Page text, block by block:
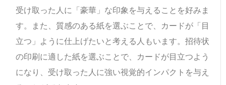
受け取った人に「豪華」な印象を与えることを好みま
す。また、質感のある紙を選ぶことで、カードが「目
立つ」ように仕上げたいと考える人もいます。招待状
の印刷に適した紙を選ぶことで、カードが目立つよう
になり、受け取った人に強い視覚的インパクトを与え